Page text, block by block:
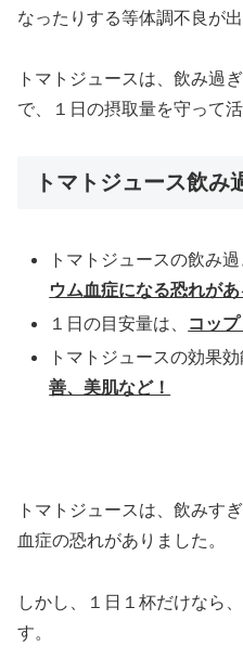
なったりする等体調不良が出
トマトジュースは、飲み過
で、１日の摂取量を守って
トマトジュース飲み
トマトジュースの飲み過
ウム血症になる恐れがあ
１日の目安量は、
コップ
トマトジュースの効果
善、美肌など！
トマトジュースは、飲みす
血症の恐れがありました。
しかし、１日１杯だけなら
す。